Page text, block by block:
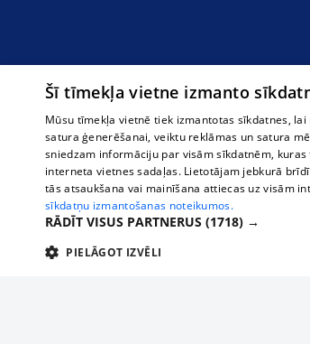
Šī tīmekļa vietne izmanto
Mūsu tīmekļa vietnē tiek izmantotas sīkdatnes,
satura ģenerēšanai, veiktu reklāmas un satura
sniedzam informāciju par visām sīkdatnēm,
interneta vietnes sadaļas. Lietotājam jebkurā
tās atsaukšana vai mainīšana attiecas uz visām
sīkdatņu izmantošanas noteikumos.
RĀDĪT VISUS PARTNERUS (1718) →
PIELĀGOT IZVĒLI